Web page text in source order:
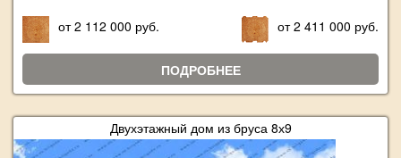
от 2 112 000 руб. от 2 411 000 руб.
ПОДРОБНЕЕ
Двухэтажный дом из бруса 8х9